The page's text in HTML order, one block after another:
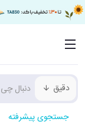
دقیق
جستجوی پیشرفته